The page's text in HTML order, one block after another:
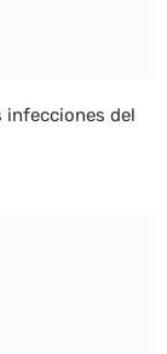
infecciones del